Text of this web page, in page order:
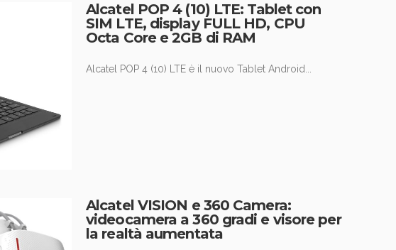
Alcatel POP 4 (10) LTE: Tablet con
SIM LTE, display FULL HD, CPU
Octa Core e 2GB di RAM
Alcatel POP 4 (10) LTE è il nuovo Tablet Android...
Alcatel VISION e 360 Camera:
videocamera a 360 gradi e visore per
la realtà aumentata